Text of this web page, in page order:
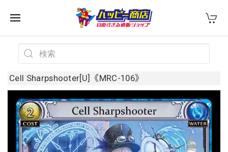
Cell Sharpshooter[U]《MRC-106》